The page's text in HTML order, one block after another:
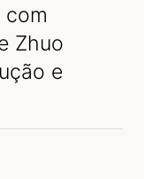
com
Zhuo
e